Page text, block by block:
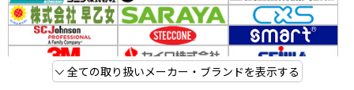
全ての取り扱いメーカー・ブランドを表示する